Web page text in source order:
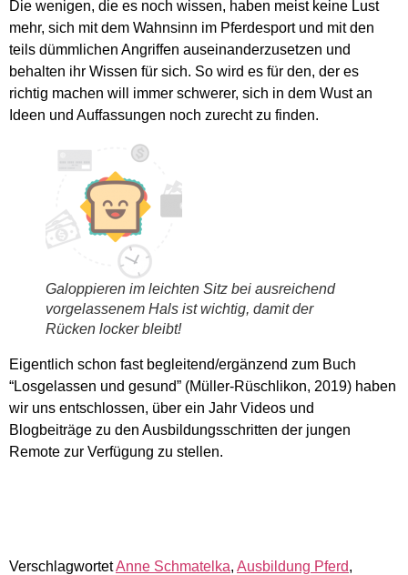
Die wenigen, die es noch wissen, haben meist keine Lust
mehr, sich mit dem Wahnsinn im Pferdesport und mit den
teils dümmlichen Angriffen auseinanderzusetzen und
behalten ihr Wissen für sich. So wird es für den, der es
richtig machen will immer schwerer, sich in dem Wust an
Ideen und Auffassungen noch zurecht zu finden.
Galoppieren im leichten Sitz bei ausreichend
vorgelassenem Hals ist wichtig, damit der
Rücken locker bleibt!
Eigentlich schon fast begleitend/ergänzend zum Buch
“Losgelassen und gesund” (Müller-Rüschlikon, 2019) haben
wir uns entschlossen, über ein Jahr Videos und
Blogbeiträge zu den Ausbildungsschritten der jungen
Remote zur Verfügung zu stellen.
VerschlagwortetAnne Schmatelka, Ausbildung Pferd,